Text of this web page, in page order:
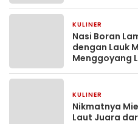
KULINER
Nasi Boran
dengan Lauk
Menggoyang
KULINER
Nikmatnya
Laut Juara